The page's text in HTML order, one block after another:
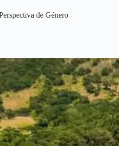
de Género